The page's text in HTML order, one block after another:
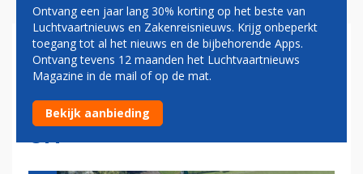
LUCHTHAVEN EINDHOVEN
VOERT
GELUIDSBELEVINGSVLUCHT
UIT
Ontvang een jaar lang 30% korting op het beste van
Luchtvaartnieuws en Zakenreisnieuws. Krijg onbeperkt
toegang tot al het nieuws en de bijbehorende Apps.
Ontvang tevens 12 maanden het Luchtvaartnieuws
Magazine in de mail of op de mat.
Bekijk aanbieding